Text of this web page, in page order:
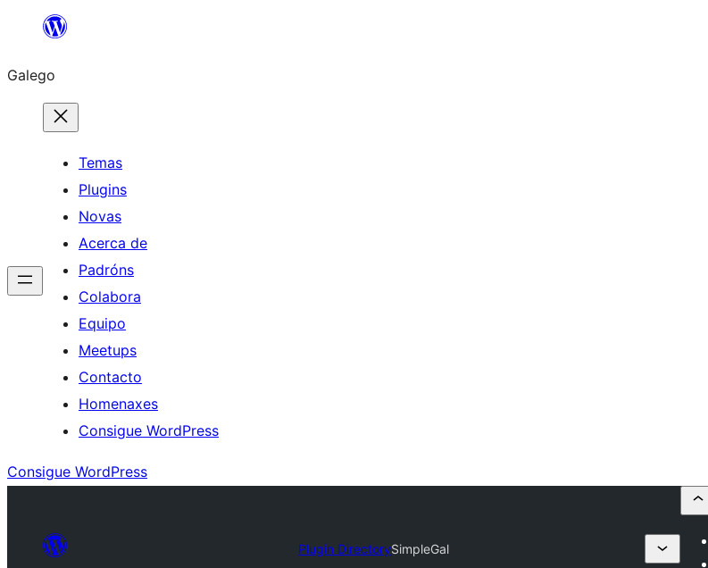
Saltar
contido
Galego
Temas
Plugins
Novas
Acerca de
Padróns
Colabora
Equipo
Meetups
Contacto
Homenaxes
Consigue WordPress
Consigue WordPress
Plugin DirectorySimpleGal